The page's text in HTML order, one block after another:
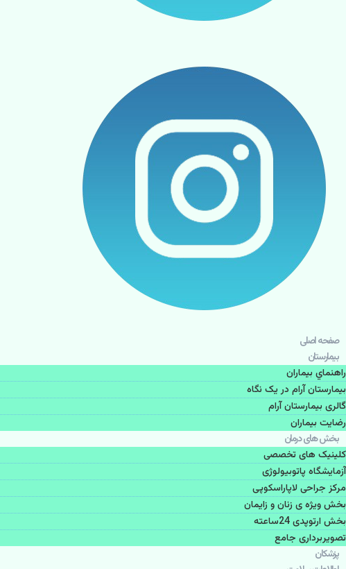
صفحه اصلی
بيمارستان
راهنماي بیماران
بیمارستان آرام در یک نگاه
گالری بیمارستان آرام
رضایت بیماران
بخش های درمان
کلینیک های تخصصی
آزمایشگاه پاتوبیولوژی
مرکز جراحی لاپاراسکوپی
بخش ویژه ی زنان و زایمان
بخش ارتوپدی 24ساعته
تصویربرداری جامع
پزشكان